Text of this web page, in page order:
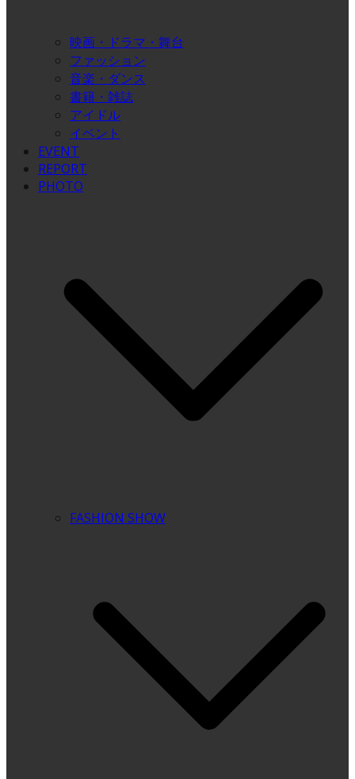
映画・ドラマ・舞台
ファッション
音楽・ダンス
書籍・雑誌
アイドル
イベント
EVENT
REPORT
PHOTO
FASHION SHOW